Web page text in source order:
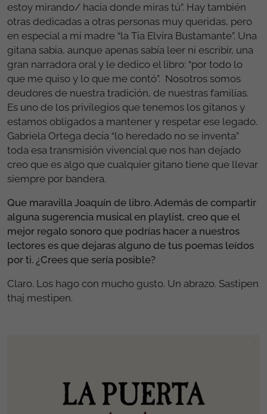
estoy mirando/ hacia donde miras tú”. Hay también
otras dedicadas a otras personas muy queridas, pero
en especial a mi madre “la Tía Elvira Bustamante”. Una
gitana sabia, aunque apenas sabía leer ni escribir, una
gran narradora oral y le dedico el libro: “por todo lo
que me quiso y lo que me contó”. Nosotros somos
deudores de nuestra tradición, de nuestras familias.
Es uno de los privilegios que tenemos los gitanos y
estamos obligados a mantener y respetar ese legado.
Gabriela Ortega decía “lo heredado no se inventa”
toda esa transmisión vivencial que nos han dejado
creo que es algo que cualquier gitano tiene que llevar
siempre por bandera.
Que maravilla Joaquín de libro. Además de compartir
alguna sugerencia musical en playlist, creo que el
mejor regalo sonoro que podrías hacer a nuestros
lectores es que dejaras alguno de tus poemas leídos
por ti. ¿Crees que sería posible?
Claro. Los hago con mucho gusto. Un abrazo. Sastipen
thaj mestipen.